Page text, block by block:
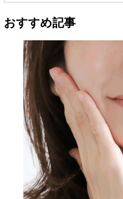
おすすめ記事